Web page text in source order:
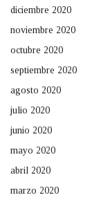
diciembre 2020
noviembre 2020
octubre 2020
septiembre 2020
agosto 2020
julio 2020
junio 2020
mayo 2020
abril 2020
marzo 2020